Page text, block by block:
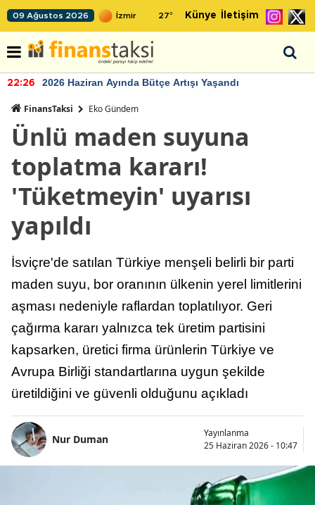
09 Ağustos 2026 27° Künye İletişim
22:26 2026 Haziran Ayında Bütçe Artışı Yaşandı
FinansTaksi Eko Gündem
Ünlü maden suyuna
toplatma kararı!
'Tüketmeyin' uyarısı
yapıldı
İsviçre'de satılan Türkiye menşeli belirli bir parti
maden suyu, bor oranının ülkenin yerel limitlerini
aşması nedeniyle raflardan toplatılıyor. Geri
çağırma kararı yalnızca tek üretim partisini
kapsarken, üretici firma ürünlerin Türkiye ve
Avrupa Birliği standartlarına uygun şekilde
üretildiğini ve güvenli olduğunu açıkladı
Nur Duman
Yayınlanma
25 Haziran 2026 - 10:47